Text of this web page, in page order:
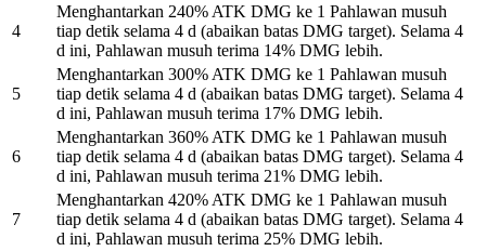
4
Menghantarkan 240% ATK DMG ke 1 Pahlawan musuh
tiap detik selama 4 d (abaikan batas DMG target). Selama 4
d ini, Pahlawan musuh terima 14% DMG lebih.
5
Menghantarkan 300% ATK DMG ke 1 Pahlawan musuh
tiap detik selama 4 d (abaikan batas DMG target). Selama 4
d ini, Pahlawan musuh terima 17% DMG lebih.
6
Menghantarkan 360% ATK DMG ke 1 Pahlawan musuh
tiap detik selama 4 d (abaikan batas DMG target). Selama 4
d ini, Pahlawan musuh terima 21% DMG lebih.
7
Menghantarkan 420% ATK DMG ke 1 Pahlawan musuh
tiap detik selama 4 d (abaikan batas DMG target). Selama 4
d ini, Pahlawan musuh terima 25% DMG lebih.